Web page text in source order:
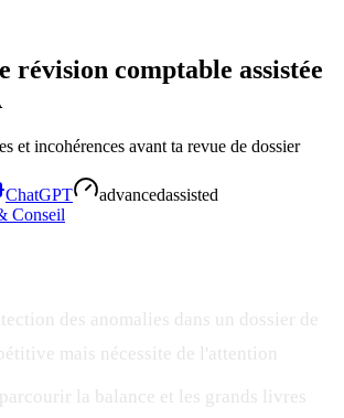
révision comptable assistée
et incohérences avant ta revue de dossier
ChatGPT advancedassisted
Conseil
des anomalies dans un dossier de
mais nécessite de l'attention
la balance et les grands livres